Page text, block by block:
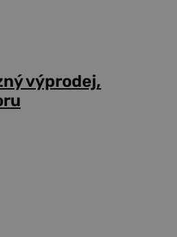
výprodej,